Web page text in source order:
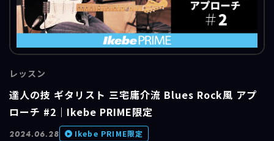
レッスン
達人の技 ギタリスト 三宅庸介流 Blues Rock風 アプ
ローチ #2｜Ikebe PRIME限定
2024.06.28 Ikebe PRIME限定